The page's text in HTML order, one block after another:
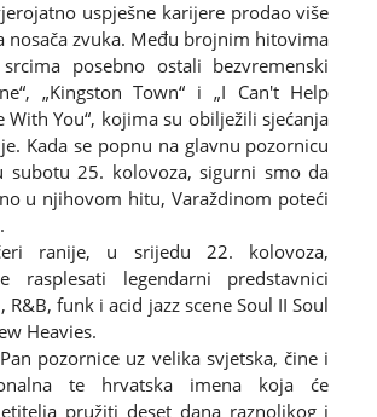
uspješne karijere prodao više
nosača zvuka. Među brojnim hitovima
posebno ostali bezvremenski
„Kingston Town“ i „I Can't Help
With You“, kojima su obilježili sjećanja
Kada se popnu na glavnu pozornicu
subotu 25. kolovoza, sigurni smo da
u njihovom hitu, Varaždinom poteći
ranije, u srijedu 22. kolovoza,
rasplesati legendarni predstavnici
R&B, funk i acid jazz scene Soul II Soul
Heavies.
pozornice uz velika svjetska, čine i
te hrvatska imena koja će
pružiti deset dana raznolikog i